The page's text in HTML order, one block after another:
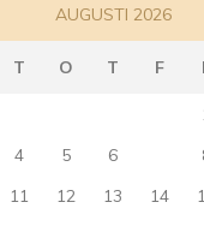
AUGUSTI 2026
T O T F
4 5 6
11 12 13 14